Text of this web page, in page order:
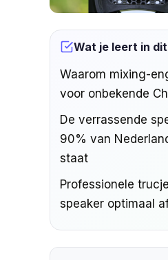
Wat je leert in
Waarom mixing-
voor onbekende
De verrassende
90% van
staat
Professionele
speaker optimaal